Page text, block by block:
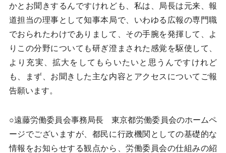
かとお聞きするんですけれども、私は、局長は元来、報
道担当の理事として知事本局で、いわゆる広報の専門職
でおられたわけでありまして、その手腕を発揮して、よ
りこの分野についても研ぎ澄まされた感覚を駆使して、
より充実、拡大をしてもらいたいと思うんですけれど
も、まず、お聞きした主な内容とアクセスについてご報
告願います。
○遠藤労働委員会事務局長 東京都労働委員会のホームペ
ージでございますが、都民に行政機関としての基礎的な
情報をお知らせする観点から、労働委員会の仕組みの紹